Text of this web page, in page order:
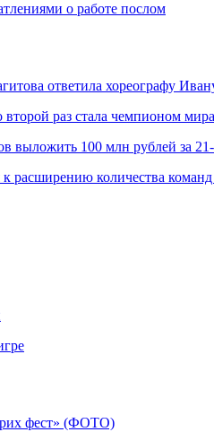
о работе послом
ответила хореографу
раз стала чемпионом
выложить 100 млн рублей за 21-
к расширению количества
фест» (ФОТО)